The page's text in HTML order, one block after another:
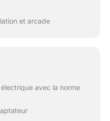
et arcade
avec la norme